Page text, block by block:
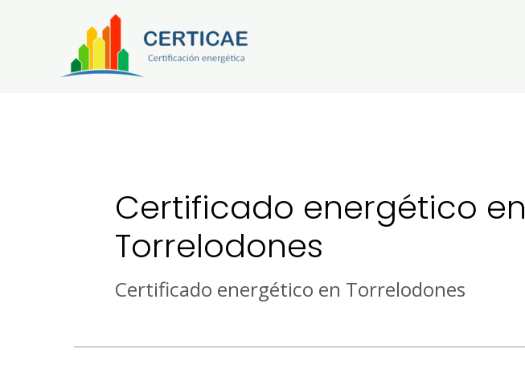
Certificado energético en
Torrelodones
Certificado energético en Torrelodones